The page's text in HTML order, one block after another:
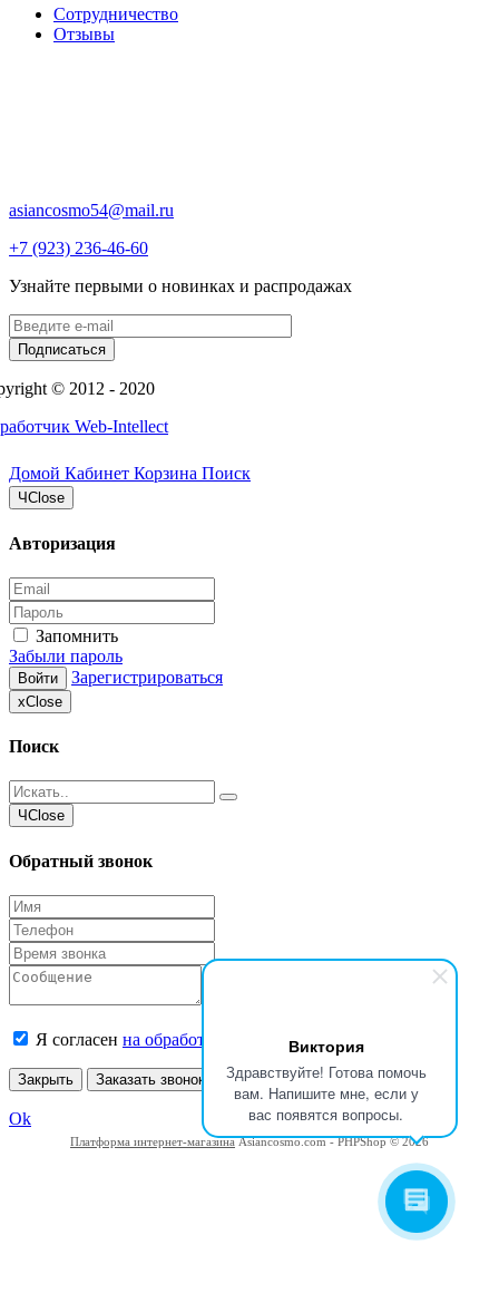
Виктория
Здравствуйте! Готова помочь
вам. Напишите мне, если у
вас появятся вопросы.
Сотрудничество
Отзывы
asiancosmo54@mail.ru
+7 (923) 236-46-60
Узнайте первыми о новинках и распродажах
Подписаться
© 2012 - 2020
Web-Intellect
Домой Кабинет Корзина Поиск
ЧClose
Авторизация
Запомнить
Забыли пароль
Войти Зарегистрироваться
xClose
Поиск
ЧClose
Обратный звонок
Я согласен на обработку моих персональных данных
Закрыть Заказать звонок
Ok
Платформа интернет-магазинаAsiancosmo.com - PHPShop © 2026